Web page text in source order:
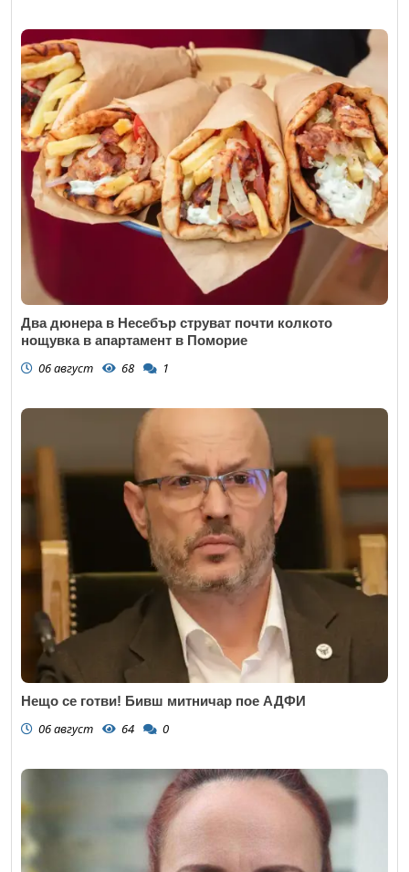
Два дюнера в Несебър струват почти колкото
нощувка в апартамент в Поморие
06 август 68 1
Нещо се готви! Бивш митничар пое АДФИ
06 август 64 0